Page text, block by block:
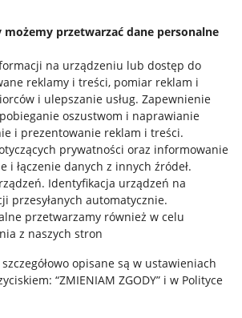
przetwarzać dane personalne
na urządzeniu lub dostęp do
reklamy i treści, pomiar reklam i
i ulepszanie usług. Zapewnienie
oszustwom i naprawianie
i prezentowanie reklam i treści.
prywatności oraz informowanie
i łączenie danych z innych źródeł.
. Identyfikacja urządzeń na
przesyłanych automatycznie.
przetwarzamy również w celu
z naszych stron
opisane są w ustawieniach
“ZMIENIAM ZGODY” i w Polityce
kupujących
Usługach Cyfrowych